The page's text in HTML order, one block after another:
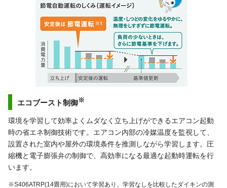
エコブースト制御※
環境を学習して効率よくムダなく立ち上げができるエアコン起動
時の省エネ制御技術です。エアコン内部の冷媒温度を監視して、
設置された室内や屋外の環境条件を推測しながら学習します。圧
縮機と電子膨張弁の制御で、高効率になる最適な起動時運転を行
います。
※S406ATRP(14畳用)において学習あり、学習なしを比較したダイキンの測